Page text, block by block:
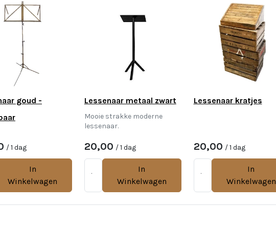
goud -
/ 1 dag
In
Winkelwagen
Lessenaar metaal zwart
Mooie strakke moderne
lessenaar.
20,00 / 1 dag
In
Winkelwagen
Lessenaar kratjes
20,00 / 1 dag
In
Winkelwagen